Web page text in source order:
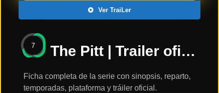
Series
de TV y
Streaming
Plataformas
Ver TraiLer
7 The Pitt | Trailer oficial | Fecha de estreno | enero de 2025 en Max: sinopsis, reparto y tráiler
Ficha completa de la serie con sinopsis, reparto,
temporadas, plataforma y tráiler oficial.